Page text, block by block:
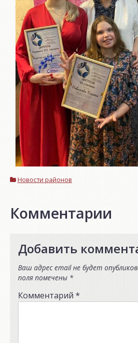
Новости районов
Комментарии
Добавить
Ваш адрес email не будет
поля помечены *
Комментарий *